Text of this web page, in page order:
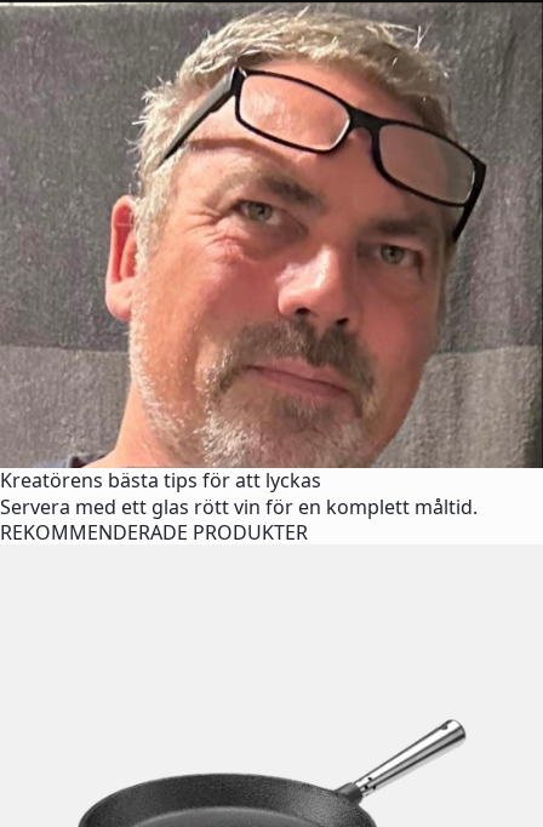
Kreatörens bästa tips för att lyckas
Servera med ett glas rött vin för en komplett måltid.
REKOMMENDERADE PRODUKTER